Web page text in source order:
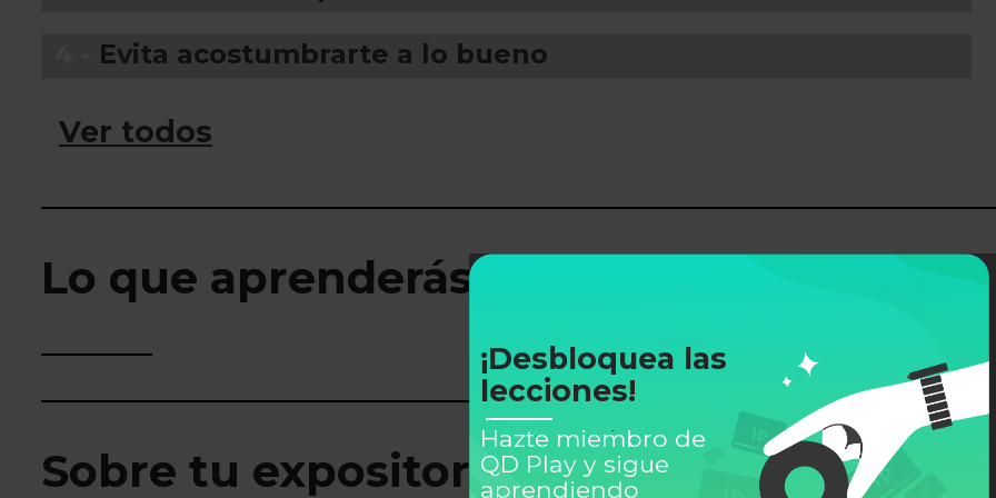
¡Desbloquea las
lecciones!
Hazte miembro de
QD Play y sigue
aprendiendo
Evita acostumbrarte a lo bueno
Ver todos
Lo que aprenderás
Sobre tu expositor